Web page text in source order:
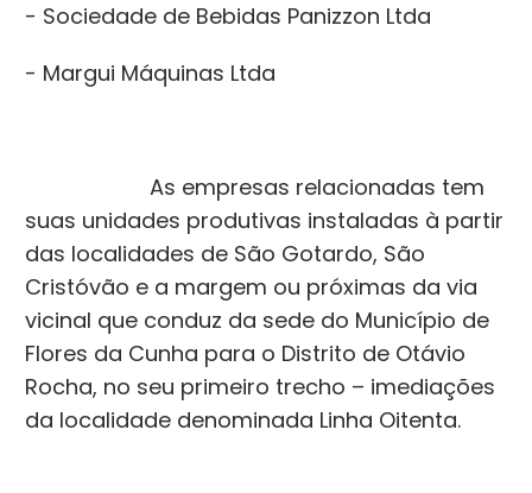
- Sociedade de Bebidas Panizzon Ltda
- Margui Máquinas Ltda
As empresas relacionadas tem
suas unidades produtivas instaladas à partir
das localidades de São Gotardo, São
Cristóvão e a margem ou próximas da via
vicinal que conduz da sede do Município de
Flores da Cunha para o Distrito de Otávio
Rocha, no seu primeiro trecho – imediações
da localidade denominada Linha Oitenta.